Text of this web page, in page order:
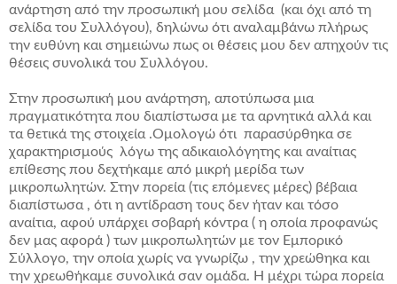
ανάρτηση από την προσωπική μου σελίδα (και όχι από τη
σελίδα του Συλλόγου), δηλώνω ότι αναλαμβάνω πλήρως
την ευθύνη και σημειώνω πως οι θέσεις μου δεν απηχούν τις
θέσεις συνολικά του Συλλόγου.
Στην προσωπική μου ανάρτηση, αποτύπωσα μια
πραγματικότητα που διαπίστωσα με τα αρνητικά αλλά και
τα θετικά της στοιχεία .Ομολογώ ότι παρασύρθηκα σε
χαρακτηρισμούς λόγω της αδικαιολόγητης και αναίτιας
επίθεσης που δεχτήκαμε από μικρή μερίδα των
μικροπωλητών. Στην πορεία (τις επόμενες μέρες) βέβαια
διαπίστωσα , ότι η αντίδραση τους δεν ήταν και τόσο
αναίτια, αφού υπάρχει σοβαρή κόντρα ( η οποία προφανώς
δεν μας αφορά ) των μικροπωλητών με τον Εμπορικό
Σύλλογο, την οποία χωρίς να γνωρίζω , την χρεώθηκα και
την χρεωθήκαμε συνολικά σαν ομάδα. Η μέχρι τώρα πορεία